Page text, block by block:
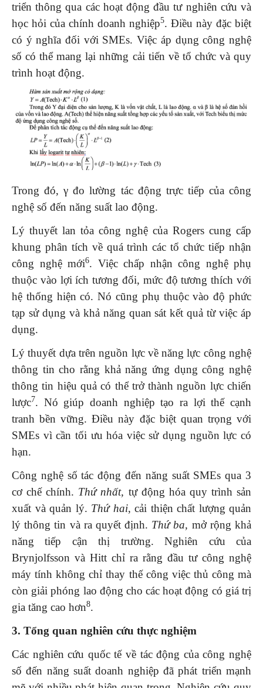
triển thông qua các hoạt động đầu tư nghiên cứu và
học hỏi của chính doanh nghiệp5. Điều này đặc biệt
có ý nghĩa đối với SMEs. Việc áp dụng công nghệ
số có thể mang lại những cải tiến về tổ chức và quy
trình hoạt động.
Trong đó, γ đo lường tác động trực tiếp của công
nghệ số đến năng suất lao động.
Lý thuyết lan tỏa công nghệ của Rogers cung cấp
khung phân tích về quá trình các tổ chức tiếp nhận
công nghệ mới6. Việc chấp nhận công nghệ phụ
thuộc vào lợi ích tương đối, mức độ tương thích với
hệ thống hiện có. Nó cũng phụ thuộc vào độ phức
tạp sử dụng và khả năng quan sát kết quả từ việc áp
dụng.
Lý thuyết dựa trên nguồn lực về năng lực công nghệ
thông tin cho rằng khả năng ứng dụng công nghệ
thông tin hiệu quả có thể trở thành nguồn lực chiến
lược7. Nó giúp doanh nghiệp tạo ra lợi thế cạnh
tranh bền vững. Điều này đặc biệt quan trọng với
SMEs vì cần tối ưu hóa việc sử dụng nguồn lực có
hạn.
Công nghệ số tác động đến năng suất SMEs qua 3
cơ chế chính. Thứ nhất, tự động hóa quy trình sản
xuất và quản lý. Thứ hai, cải thiện chất lượng quản
lý thông tin và ra quyết định. Thứ ba, mở rộng khả
năng tiếp cận thị trường. Nghiên cứu của
Brynjolfsson và Hitt chỉ ra rằng đầu tư công nghệ
máy tính không chỉ thay thế công việc thủ công mà
còn giải phóng lao động cho các hoạt động có giá trị
gia tăng cao hơn8.
3. Tổng quan nghiên cứu thực nghiệm
Các nghiên cứu quốc tế về tác động của công nghệ
số đến năng suất doanh nghiệp đã phát triển mạnh